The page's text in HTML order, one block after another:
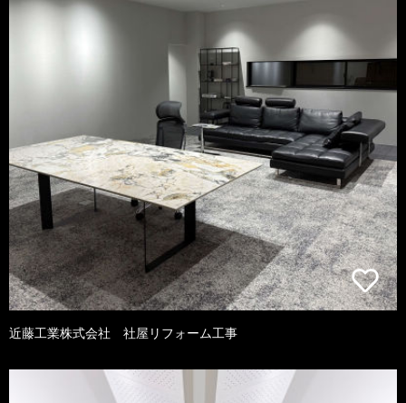
近藤工業株式会社 社屋リフォーム工事